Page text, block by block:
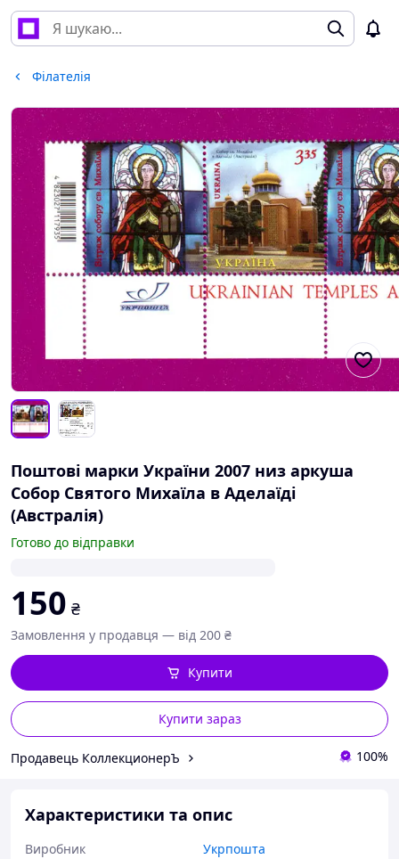
Філателія
Поштові марки України 2007 низ аркуша
Собор Святого Михаїла в Аделаїді
(Австралія)
Готово до відправки
150 ₴
Замовлення у продавця — від 200 ₴
Купити зараз
Купити
Продавець КоллекционерЪ 100%
Характеристики та опис
Виробник
Укрпошта